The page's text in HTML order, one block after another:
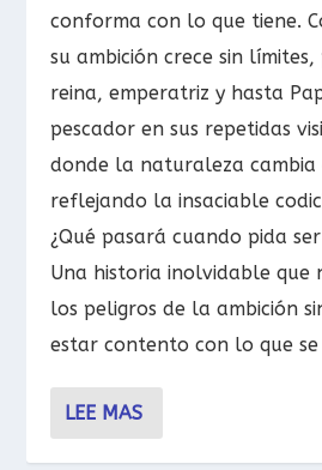
conforma con lo que tiene.
su ambición crece sin límites,
reina, emperatriz y hasta
pescador en sus repetidas
donde la naturaleza
reflejando la insaciable
¿Qué pasará cuando pida ser
Una historia inolvidable que
los peligros de la ambición
estar contento con lo que se
LEE MAS